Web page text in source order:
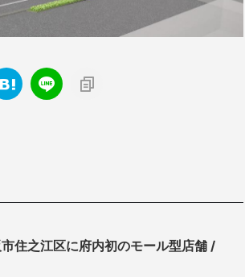
住之江区に府内初のモール型店舗 /